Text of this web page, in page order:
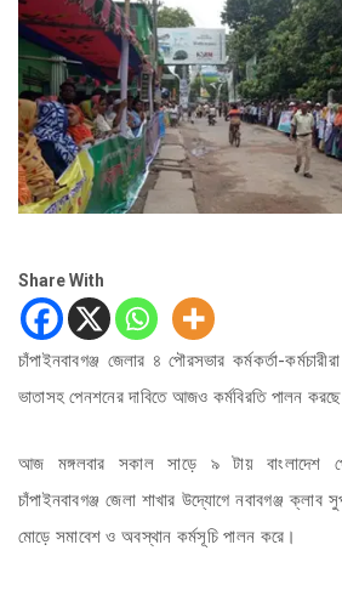
Share With
চাঁপাইনবাবগঞ্জ জেলার ৪ পৌরসভার কর্মকর্তা-
ভাতাসহ পেনশনের দাবিতে আজও কর্মবিরতি পালন
আজ মঙ্গলবার সকাল সাড়ে ৯ টায় বাংলাদেশ
চাঁপাইনবাবগঞ্জ জেলা শাখার উদ্যোগে নবাবগঞ্জ ক্লাব
মোড়ে সমাবেশ ও অবস্থান কর্মসূচি পালন করে।